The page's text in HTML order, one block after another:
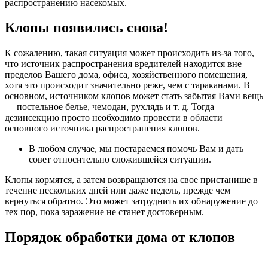
распространению насекомых.
Клопы появились снова!
К сожалению, такая ситуация может происходить из-за того,
что источник распространения вредителей находится вне
пределов Вашего дома, офиса, хозяйственного помещения,
хотя это происходит значительно реже, чем с тараканами. В
основном, источником клопов может стать забытая Вами вещь
— постельное белье, чемодан, рухлядь и т. д. Тогда
дезинсекцию просто необходимо провести в области
основного источника распространения клопов.
В любом случае, мы постараемся помочь Вам и дать
совет относительно сложившейся ситуации.
Клопы кормятся, а затем возвращаются на свое пристанище в
течение нескольких дней или даже недель, прежде чем
вернуться обратно. Это может затруднить их обнаружение до
тех пор, пока заражение не станет достоверным.
Порядок обработки дома от клопов